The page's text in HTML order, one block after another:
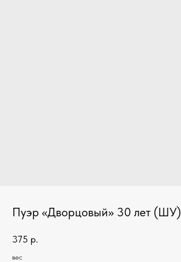
Пуэр «Дворцовый» 30 лет (ШУ)
375 р.
вес